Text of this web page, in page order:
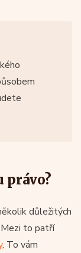
právo?
důležitých
to patří
. To vám